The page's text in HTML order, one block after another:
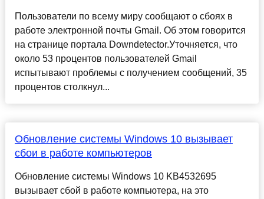
Пользователи по всему миру сообщают о сбоях в
работе электронной почты Gmail. Об этом говорится
на странице портала Downdetector.Уточняется, что
около 53 процентов пользователей Gmail
испытывают проблемы с получением сообщений, 35
процентов столкнул...
Обновление системы Windows 10 вызывает
сбои в работе компьютеров
Обновление системы Windows 10 KB4532695
вызывает сбой в работе компьютера, на это